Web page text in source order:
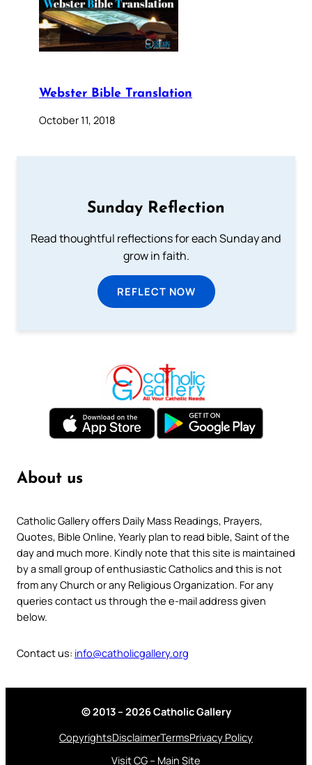
Webster Bible Translation
October 11, 2018
Sunday Reflection
Read thoughtful reflections for each Sunday and
grow in faith.
REFLECT NOW
About us
Catholic Gallery offers Daily Mass Readings, Prayers,
Quotes, Bible Online, Yearly plan to read bible, Saint of the
day and much more. Kindly note that this site is maintained
by a small group of enthusiastic Catholics and this is not
from any Church or any Religious Organization. For any
queries contact us through the e-mail address given
below.
Contact us: info@catholicgallery.org
© 2013 – 2026 Catholic Gallery
CopyrightsDisclaimerTermsPrivacy Policy
Visit CG – Main Site